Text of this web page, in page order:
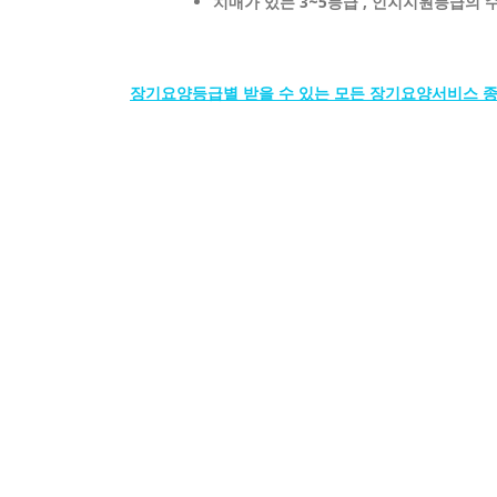
장기요양등급별 받을 수 있는 모든 장기요양서비스